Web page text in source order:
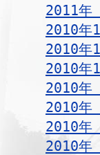
2011年
2010年
2010年
2010年
2010年
2010年
2010年
2010年